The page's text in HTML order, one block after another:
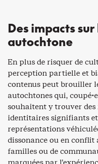
Des impacts
autochtone
En plus de risquer de
perception partielle et
contenus peut brouiller
autochtones qui,
souhaitent y trouver
identitaires signifiants
représentations
dissonance ou en conflit
familles ou de